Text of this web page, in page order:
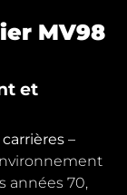
MV98
et
–
années 70,